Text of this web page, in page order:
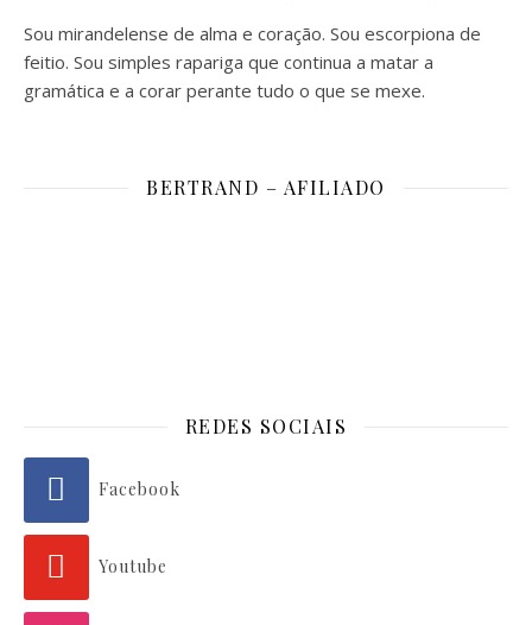
Sou mirandelense de alma e coração. Sou escorpiona de
feitio. Sou simples rapariga que continua a matar a
gramática e a corar perante tudo o que se mexe.
BERTRAND – AFILIADO
REDES SOCIAIS
Facebook
Youtube